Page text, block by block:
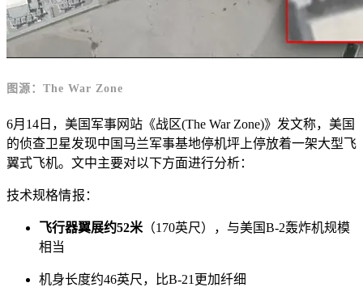
图源：The War Zone
6月14日，美国军事网站《战区(The War Zone)》发文称，美国
的侦查卫星发现中国马兰军事基地停机坪上停放着一架大型飞
翼式飞机。文中主要对以下方面进行分析：
技术规格情报：
飞行器翼展约52米 （170英尺），与美国B-2轰炸机规模
相当
机身长度约46英尺，比B-21更加纤细